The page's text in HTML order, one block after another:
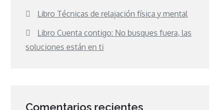
Libro Técnicas de relajación física y mental
Libro Cuenta contigo: No busques fuera, las
soluciones están en ti
Comentarios recientes